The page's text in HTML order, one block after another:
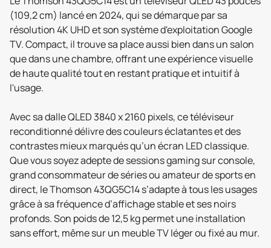
(109,2 cm) lancé en 2024, qui se démarque par sa
résolution 4K UHD et son système d'exploitation Google
TV. Compact, il trouve sa place aussi bien dans un salon
que dans une chambre, offrant une expérience visuelle
de haute qualité tout en restant pratique et intuitif à
l'usage.
Avec sa dalle QLED 3840 x 2160 pixels, ce téléviseur
reconditionné délivre des couleurs éclatantes et des
contrastes mieux marqués qu’un écran LED classique.
Que vous soyez adepte de sessions gaming sur console,
grand consommateur de séries ou amateur de sports en
direct, le Thomson 43QG5C14 s’adapte à tous les usages
grâce à sa fréquence d’affichage stable et ses noirs
profonds. Son poids de 12,5 kg permet une installation
sans effort, même sur un meuble TV léger ou fixé au mur.